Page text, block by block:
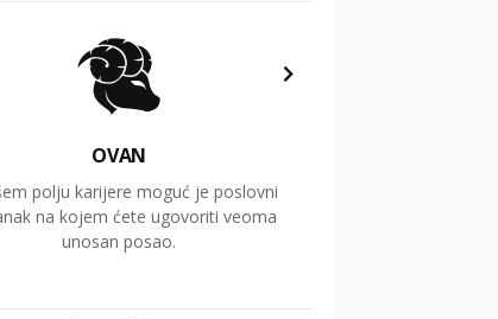
OVAN
polju karijere moguć je poslovni
na kojem ćete ugovoriti veoma
unosan posao.